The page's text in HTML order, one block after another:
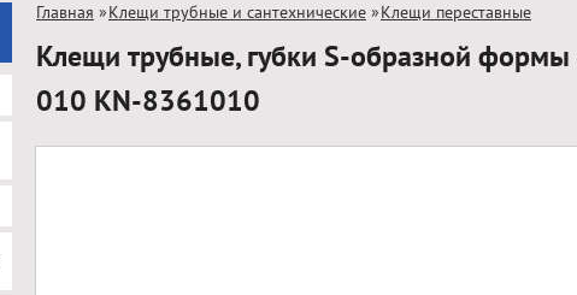
Главная »Клещи трубные и сантехнические »Клещи переставные
Клещи трубные, губки S-образной формы
010 KN-8361010